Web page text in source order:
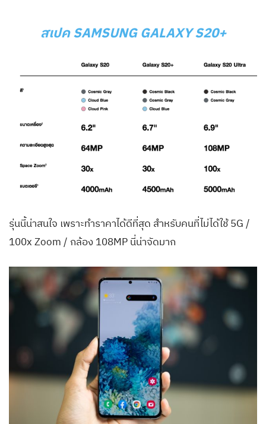
สเปค SAMSUNG GALAXY S20+
รุ่นนี้น่าสนใจ เพราะทำราคาได้ดีที่สุด สำหรับคนที่ไม่ได้ใช้ 5G /
100x Zoom / กล้อง 108MP นี่น่าจัดมาก